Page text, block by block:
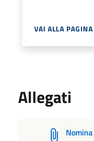
VAI ALLA PAGINA
Allegati